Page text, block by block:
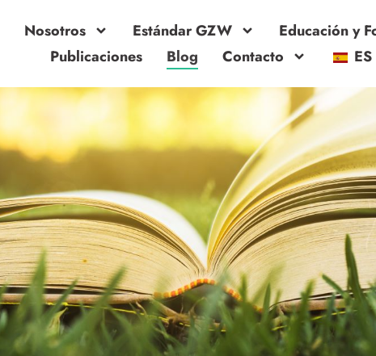
Nosotros Estándar GZW
Educación y
Publicaciones
Blog Contacto ES